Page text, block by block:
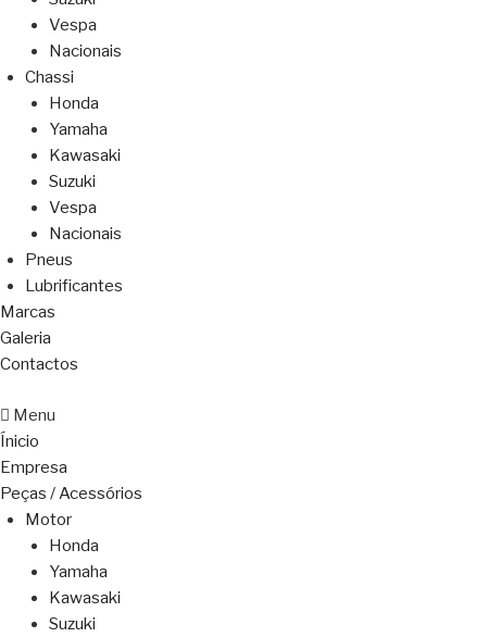
Vespa
Nacionais
Chassi
Honda
Yamaha
Kawasaki
Suzuki
Vespa
Nacionais
Pneus
Lubrificantes
Marcas
Galeria
Contactos
Menu
Ínicio
Empresa
Peças / Acessórios
Motor
Honda
Yamaha
Kawasaki
Suzuki